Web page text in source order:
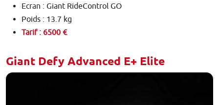
Ecran : Giant RideControl GO
Poids : 13.7 kg
Tarif : 6500 €
Giant Defy Advanced E+ Elite